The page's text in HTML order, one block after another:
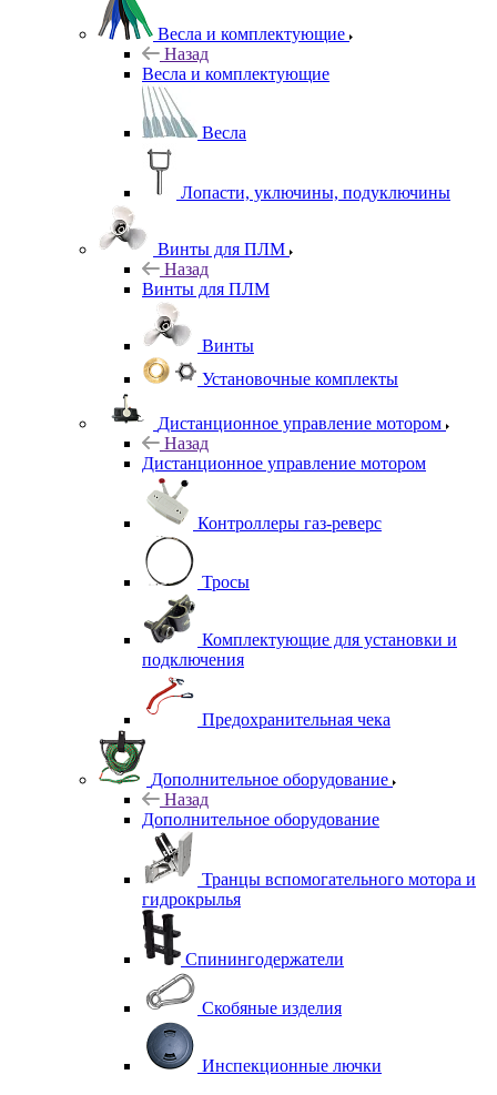
Весла и комплектующие
Назад
Весла и комплектующие
Весла
Лопасти, уключины, подуключины
Винты для ПЛМ
Назад
Винты для ПЛМ
Винты
Установочные комплекты
Дистанционное управление мотором
Назад
Дистанционное управление мотором
Контроллеры газ-реверс
Тросы
Комплектующие для установки и
подключения
Предохранительная чека
Дополнительное оборудование
Назад
Дополнительное оборудование
Транцы вспомогательного мотора и
гидрокрылья
Спинингодержатели
Скобяные изделия
Инспекционные лючки